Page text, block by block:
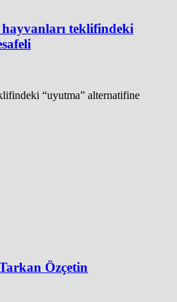
teklifindeki
“uyutma” alternatifine
Özçetin